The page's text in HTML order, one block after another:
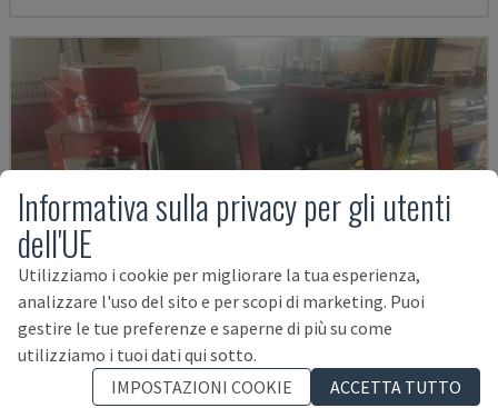
Informativa sulla privacy per gli utenti
dell'UE
Utilizziamo i cookie per migliorare la tua esperienza,
analizzare l'uso del sito e per scopi di marketing. Puoi
gestire le tue preferenze e saperne di più su come
utilizziamo i tuoi dati qui sotto.
IMPOSTAZIONI COOKIE
ACCETTA TUTTO